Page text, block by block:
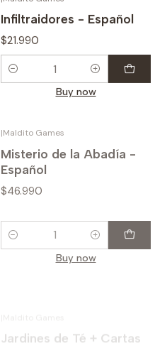
Infiltraidores - Español
$21.990
Quantity
Buy now
Misterio de la Abadía -
$46.990
Quantity
Buy now
Maldito Games